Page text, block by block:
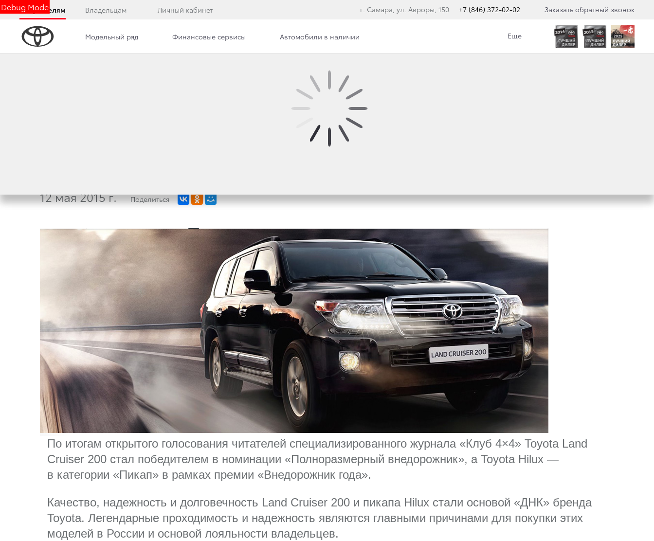
Debug Mode
Покупателям Владельцам Личный кабинет г. Самара, ул. Авроры, 150 +7 (846) 372-02-02 Заказать обратный звонок
Модельный ряд Финансовые сервисы Автомобили в наличии Еще
TOYOTA LAND СRUISER 200 И TOYOTA HILUX ПРИЗНАНЫ
ЛУЧШИМИ В СВОИХ СЕГМЕНТАХ В ПРЕМИИ
12 мая 2015 г. Поделиться
По итогам открытого голосования читателей специализированного журнала «Клуб 4×4» Toyota Land
Cruiser 200 стал победителем в номинации «Полноразмерный внедорожник», а Toyota Hilux —
в категории «Пикап» в рамках премии «Внедорожник года».
Качество, надежность и долговечность Land Cruiser 200 и пикапа Hilux стали основой «ДНК» бренда
Toyota. Легендарные проходимость и надежность являются главными причинами для покупки этих
моделей в России и основой лояльности владельцев.